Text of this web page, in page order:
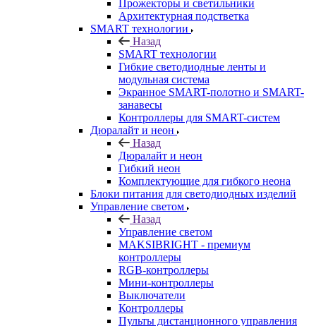
Прожекторы и светильники
Архитектурная подстветка
SMART технологии
Назад
SMART технологии
Гибкие светодиодные ленты и
модульная система
Экранное SMART-полотно и SMART-
занавесы
Контроллеры для SMART-систем
Дюралайт и неон
Назад
Дюралайт и неон
Гибкий неон
Комплектующие для гибкого неона
Блоки питания для светодиодных изделий
Управление светом
Назад
Управление светом
MAKSIBRIGHT - премиум
контроллеры
RGB-контроллеры
Мини-контроллеры
Выключатели
Контроллеры
Пульты дистанционного управления